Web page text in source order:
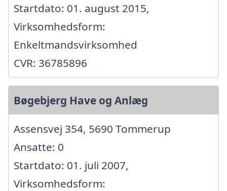
Startdato: 01. august 2015,
Virksomhedsform:
Enkeltmandsvirksomhed
CVR: 36785896
Bøgebjerg Have og Anlæg
Assensvej 354, 5690 Tommerup
Ansatte: 0
Startdato: 01. juli 2007,
Virksomhedsform: